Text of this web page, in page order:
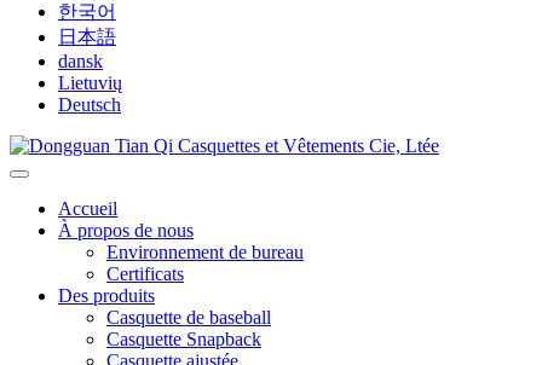
한국어
日本語
dansk
Lietuvių
Deutsch
Accueil
À propos de nous
Environnement de bureau
Certificats
Des produits
Casquette de baseball
Casquette Snapback
Casquette ajustée